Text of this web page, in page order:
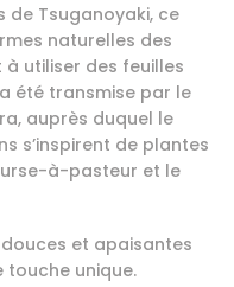
de Tsuganoyaki, ce
naturelles des
utiliser des feuilles
été transmise par le
auprès duquel le
s’inspirent de plantes
à-pasteur et le
et apaisantes
touche unique.